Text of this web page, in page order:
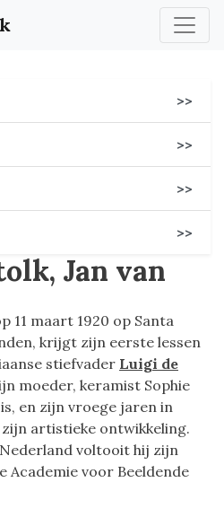
>>
>>
>>
>>
Jan van
11 maart 1920 op Santa
krijgt zijn eerste lessen
stiefvader Luigi de
moeder, keramist Sophie
en zijn vroege jaren in
artistieke ontwikkeling.
voltooit hij zijn
Academie voor Beeldende